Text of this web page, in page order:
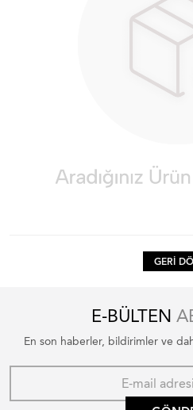
GERI
E-BÜLTEN
En son haberler, bildirimler ve